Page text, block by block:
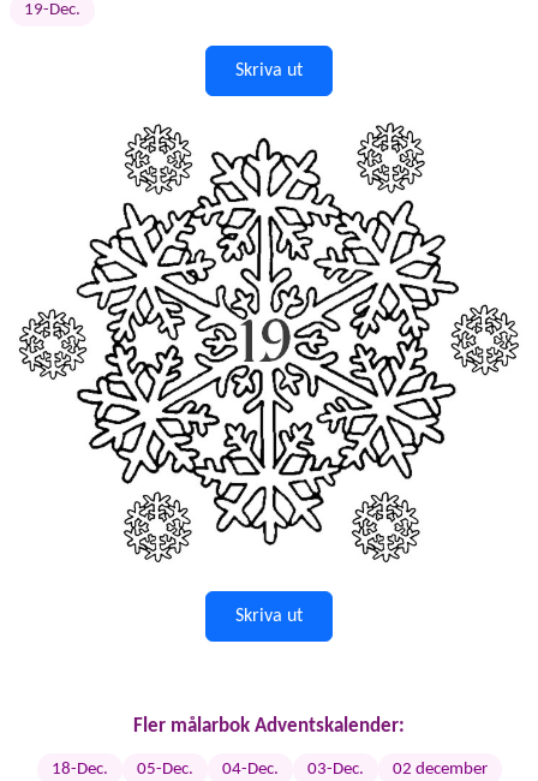
19-Dec.
Skriva ut
Skriva ut
Fler målarbok Adventskalender:
18-Dec. 05-Dec. 04-Dec. 03-Dec.
02 december